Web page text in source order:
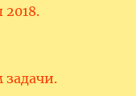
задачи.